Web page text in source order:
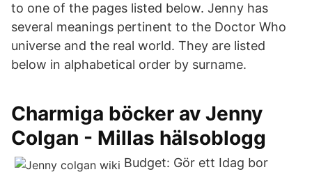
to one of the pages listed below. Jenny has
several meanings pertinent to the Doctor Who
universe and the real world. They are listed
below in alphabetical order by surname.
Charmiga böcker av Jenny
Colgan - Millas hälsoblogg
Budget: Gör ett Idag bor